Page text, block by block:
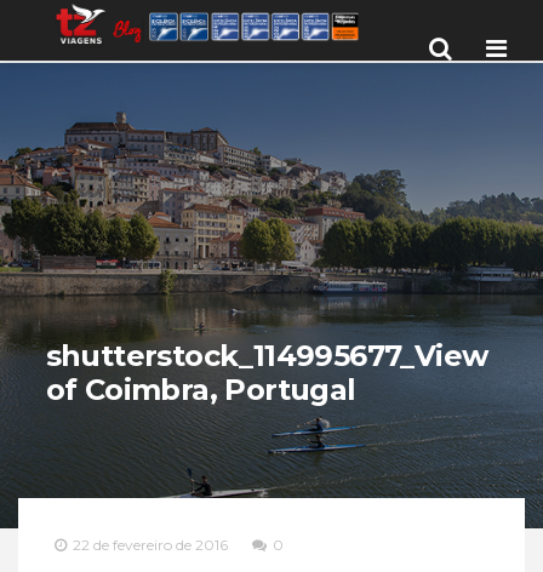
shutterstock_114995677_View
of Coimbra, Portugal
22 de fevereiro de 2016 0